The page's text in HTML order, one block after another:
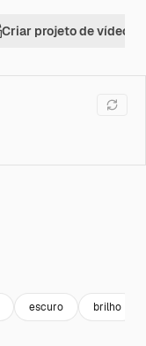
Criar projeto de vídeo
escuro brilho